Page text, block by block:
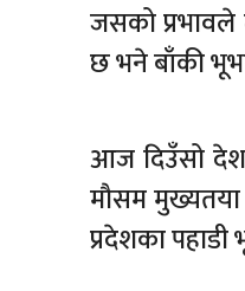
जसको
छ भने बाँकी
आज दिउँसो
मौसम मुख्यतया
प्रदेशका